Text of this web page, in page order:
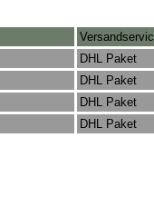
DHL Paket
DHL Paket
DHL Paket
DHL Paket